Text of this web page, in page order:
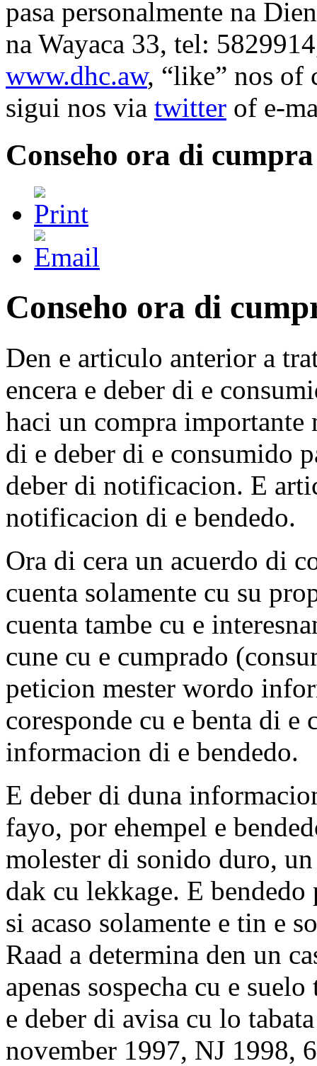
pasa personalmente na
na Wayaca 33, tel:
www.dhc.aw, “like” nos of
sigui nos via twitter of e-
Conseho ora di
Conseho ora di
Den e articulo anterior a
encera e deber di e
haci un compra importante
di e deber di e consumido
deber di notificacion. E
notificacion di e bendedo.
Ora di cera un acuerdo di
cuenta solamente cu su
cuenta tambe cu e
cune cu e cumprado
peticion mester wordo
coresponde cu e benta di e
informacion di e bendedo.
E deber di duna
fayo, por ehempel e
molester di sonido duro,
dak cu lekkage. E
si acaso solamente e tin e
Raad a determina den un
apenas sospecha cu e
e deber di avisa cu lo
november 1997, NJ 1998,